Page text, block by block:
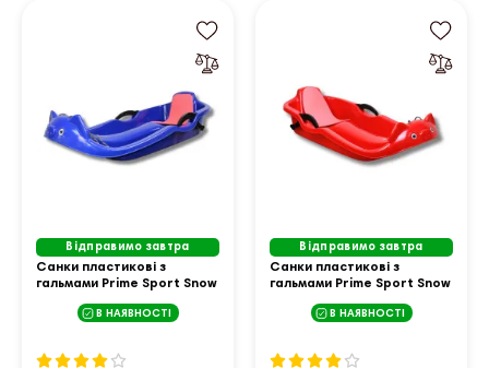
Відправимо завтра
Санки пластикові з
гальмами Prime Sport Snow
В НАЯВНОСТІ
Відправимо завтра
Санки пластикові з
гальмами Prime Sport Snow
В НАЯВНОСТІ